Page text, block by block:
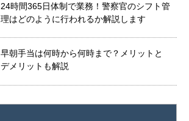
24時間365日体制で業務！警察官のシフト管
理はどのように行われるか解説します
早朝手当は何時から何時まで？メリットと
デメリットも解説